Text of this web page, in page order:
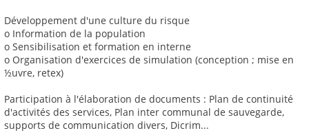
Développement d'une culture du risque
o Information de la population
o Sensibilisation et formation en interne
o Organisation d'exercices de simulation (conception ; mise en
½uvre, retex)
Participation à l'élaboration de documents : Plan de continuité
d'activités des services, Plan inter communal de sauvegarde,
supports de communication divers, Dicrim...